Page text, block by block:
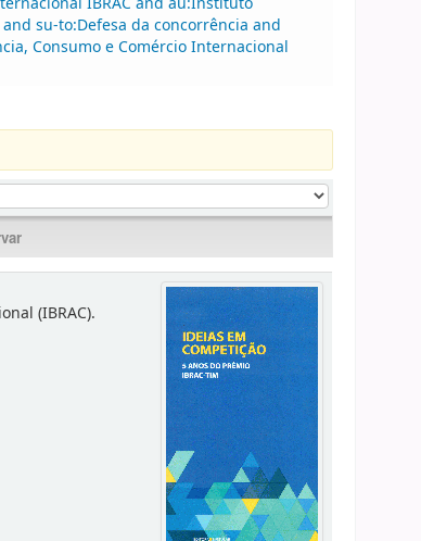
su-to:Defesa da concorrência and
Consumo e Comércio Internacional
(IBRAC).